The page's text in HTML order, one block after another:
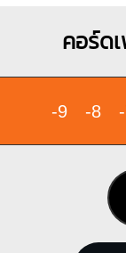
คอร์ด
-9 -8